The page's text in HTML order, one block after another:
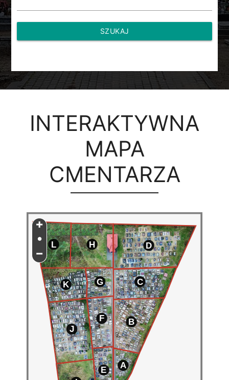
SZUKAJ
INTERAKTYWNA
MAPA
CMENTARZA
A
B
C
D
E
F
G
H
J
K
L
•
+
−